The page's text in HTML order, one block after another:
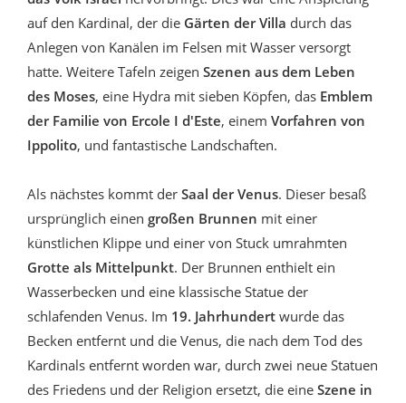
auf den Kardinal, der die Gärten der Villa durch das
Anlegen von Kanälen im Felsen mit Wasser versorgt
hatte. Weitere Tafeln zeigen Szenen aus dem Leben
des Moses, eine Hydra mit sieben Köpfen, das Emblem
der Familie von Ercole I d'Este, einem Vorfahren von
Ippolito, und fantastische Landschaften.
Als nächstes kommt der Saal der Venus. Dieser besaß
ursprünglich einen großen Brunnen mit einer
künstlichen Klippe und einer von Stuck umrahmten
Grotte als Mittelpunkt. Der Brunnen enthielt ein
Wasserbecken und eine klassische Statue der
schlafenden Venus. Im 19. Jahrhundert wurde das
Becken entfernt und die Venus, die nach dem Tod des
Kardinals entfernt worden war, durch zwei neue Statuen
des Friedens und der Religion ersetzt, die eine Szene in